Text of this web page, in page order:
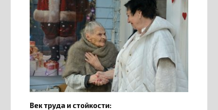
Век труда и стойкости: